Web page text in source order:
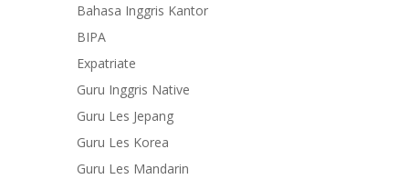
Bahasa Inggris Kantor
BIPA
Expatriate
Guru Inggris Native
Guru Les Jepang
Guru Les Korea
Guru Les Mandarin